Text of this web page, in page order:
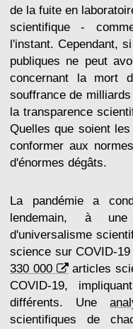
de la fuite en
scientifique -
l'instant. Cependant,
publiques ne peut
concernant la mort
souffrance de
la transparence
Quelles que soient
conformer aux
d'énormes dégâts.
La pandémie a
lendemain, à
d'universalisme
science sur COVID-
330 000
articles
COVID-19,
différents. Une
scientifiques de